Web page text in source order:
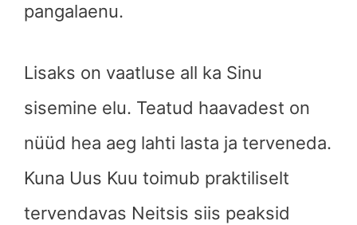
pangalaenu.
Lisaks on vaatluse all ka Sinu
sisemine elu. Teatud haavadest on
nüüd hea aeg lahti lasta ja terveneda.
Kuna Uus Kuu toimub praktiliselt
tervendavas Neitsis siis peaksid